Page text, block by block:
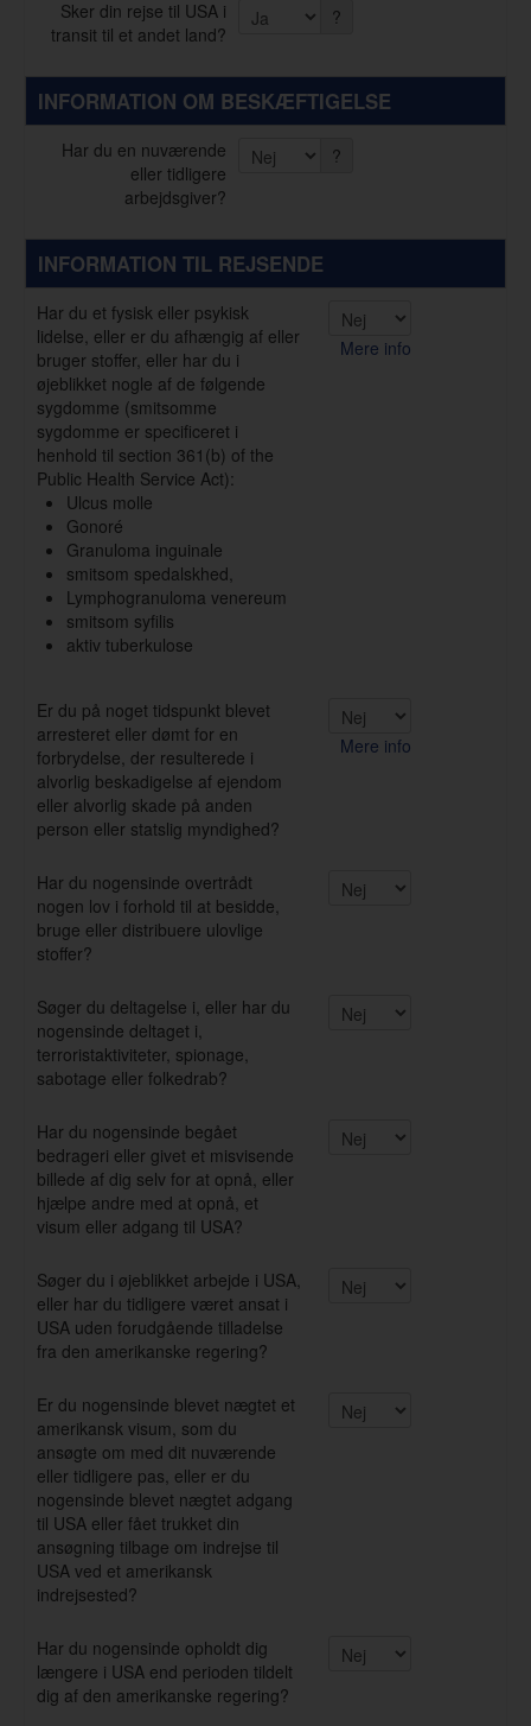
Sker din rejse til USA i
transit til et andet land?
?
INFORMATION OM BESKÆFTIGELSE
Har du en nuværende
eller tidligere
arbejdsgiver?
?
INFORMATION TIL REJSENDE
Har du et fysisk eller psykisk
lidelse, eller er du afhængig af eller
bruger stoffer, eller har du i
øjeblikket nogle af de følgende
sygdomme (smitsomme
sygdomme er specificeret i
henhold til section 361(b) of the
Public Health Service Act):
Ulcus molle
Gonoré
Granuloma inguinale
smitsom spedalskhed,
Lymphogranuloma venereum
smitsom syfilis
aktiv tuberkulose
Mere info
Er du på noget tidspunkt blevet
arresteret eller dømt for en
forbrydelse, der resulterede i
alvorlig beskadigelse af ejendom
eller alvorlig skade på anden
person eller statslig myndighed?
Mere info
Har du nogensinde overtrådt
nogen lov i forhold til at besidde,
bruge eller distribuere ulovlige
stoffer?
Søger du deltagelse i, eller har du
nogensinde deltaget i,
terroristaktiviteter, spionage,
sabotage eller folkedrab?
Har du nogensinde begået
bedrageri eller givet et misvisende
billede af dig selv for at opnå, eller
hjælpe andre med at opnå, et
visum eller adgang til USA?
Søger du i øjeblikket arbejde i USA,
eller har du tidligere været ansat i
USA uden forudgående tilladelse
fra den amerikanske regering?
Er du nogensinde blevet nægtet et
amerikansk visum, som du
ansøgte om med dit nuværende
eller tidligere pas, eller er du
nogensinde blevet nægtet adgang
til USA eller fået trukket din
ansøgning tilbage om indrejse til
USA ved et amerikansk
indrejsested?
Har du nogensinde opholdt dig
længere i USA end perioden tildelt
dig af den amerikanske regering?